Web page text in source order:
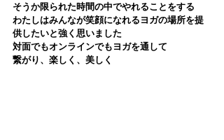
そうか限られた時間の中でやれることをする
わたしはみんなが笑顔になれるヨガの場所を提
供したいと強く思いました
対面でもオンラインでもヨガを通して
繋がり、楽しく、美しく